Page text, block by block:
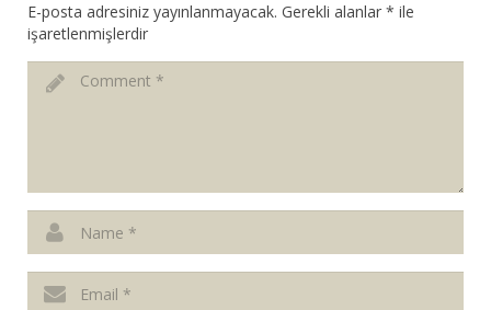
E-posta adresiniz yayınlanmayacak. Gerekli alanlar * ile
işaretlenmişlerdir